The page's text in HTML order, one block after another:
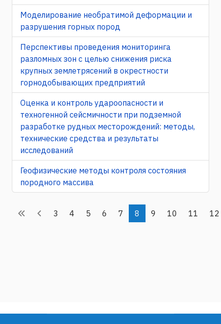
Моделирование необратимой деформации и
разрушения горных пород
Перспективы проведения мониторинга
разломных зон с целью снижения риска
крупных землетрясений в окрестности
горнодобывающих предприятий
Оценка и контроль удароопасности и
техногенной сейсмичности при подземной
разработке рудных месторождений: методы,
технические средства и результаты
исследований
Геофизические методы контроля состояния
породного массива
3 4 5 6 7 8 9 10 11 12